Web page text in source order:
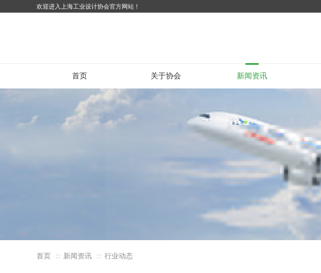
欢迎进入上海工业设计协会官方网站！
首页 关于协会 新闻资讯
首页 ∷ 新闻资讯 ∷ 行业动态